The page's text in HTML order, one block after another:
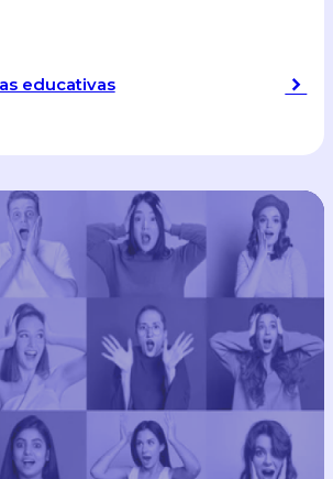
educativas